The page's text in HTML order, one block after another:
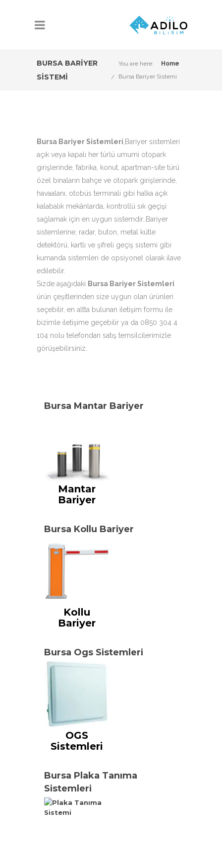
BURSA BARIYER
SISTEMI
You are here:
Home
Bursa Bariyer Sistemi
Bursa Bariyer Sistemleri ,Bariyer sistemleri
açık veya kapalı her türlü umumi otopark
girişlerinde, fabrika, konut, apartman-site türü
özel binaların bahçe ve otopark girişlerinde,
havaalanı, otobüs terminali gibi halka açık
kalabalık mekânlarda, kontrollü sık geçişi
sağlamak için en uygun sistemdir..Bariyer
sistemlerine; radar, buton, metal kütle
detektörü, kartlı ve şifreli geçiş sistemi gibi
kumanda sistemleri de opsiyonel olarak ilave
edilebilir.
Sizde aşağıdaki Bursa Bariyer Sistemleri
ürün çeşitlerinden size uygun olan ürünleri
seçebilir, en altta bulunan iletişim formu ile
bizimle iletişime geçebilir ya da 0850 304 4
104 nolu telefondan satış temsilcilerimizle
görüşebilirsiniz.
Bursa Mantar Bariyer
Mantar
Bariyer
Bursa Kollu Bariyer
Kollu
Bariyer
Bursa Ogs Sistemleri
OGS
Sistemleri
Bursa Plaka Tanıma
Sistemleri